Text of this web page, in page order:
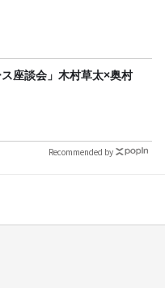
座談会」木村草太×奥村
Recommended by